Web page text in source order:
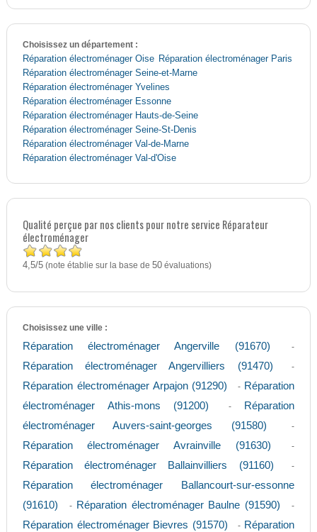
Choisissez un département :
Réparation électroménager Oise Réparation électroménager Paris
Réparation électroménager Seine-et-Marne
Réparation électroménager Yvelines
Réparation électroménager Essonne
Réparation électroménager Hauts-de-Seine
Réparation électroménager Seine-St-Denis
Réparation électroménager Val-de-Marne
Réparation électroménager Val-d'Oise
Qualité perçue par nos clients pour notre service Réparateur
électroménager
4,5/5(note établie sur la base de 50évaluations)
Choisissez une ville :
Réparation électroménager Angerville (91670) -
Réparation électroménager Angervilliers (91470) -
Réparation électroménager Arpajon (91290) - Réparation
électroménager Athis-mons (91200)
-
Réparation
électroménager Auvers-saint-georges (91580)
-
Réparation électroménager Avrainville (91630) -
Réparation électroménager Ballainvilliers (91160) -
Réparation électroménager Ballancourt-sur-essonne
(91610)
- Réparation électroménager Baulne (91590) -
Réparation électroménager Bievres (91570) - Réparation